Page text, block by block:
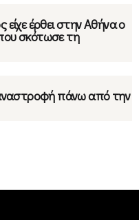
έρθει στην Αθήνα ο
σκότωσε τη
πάνω από την